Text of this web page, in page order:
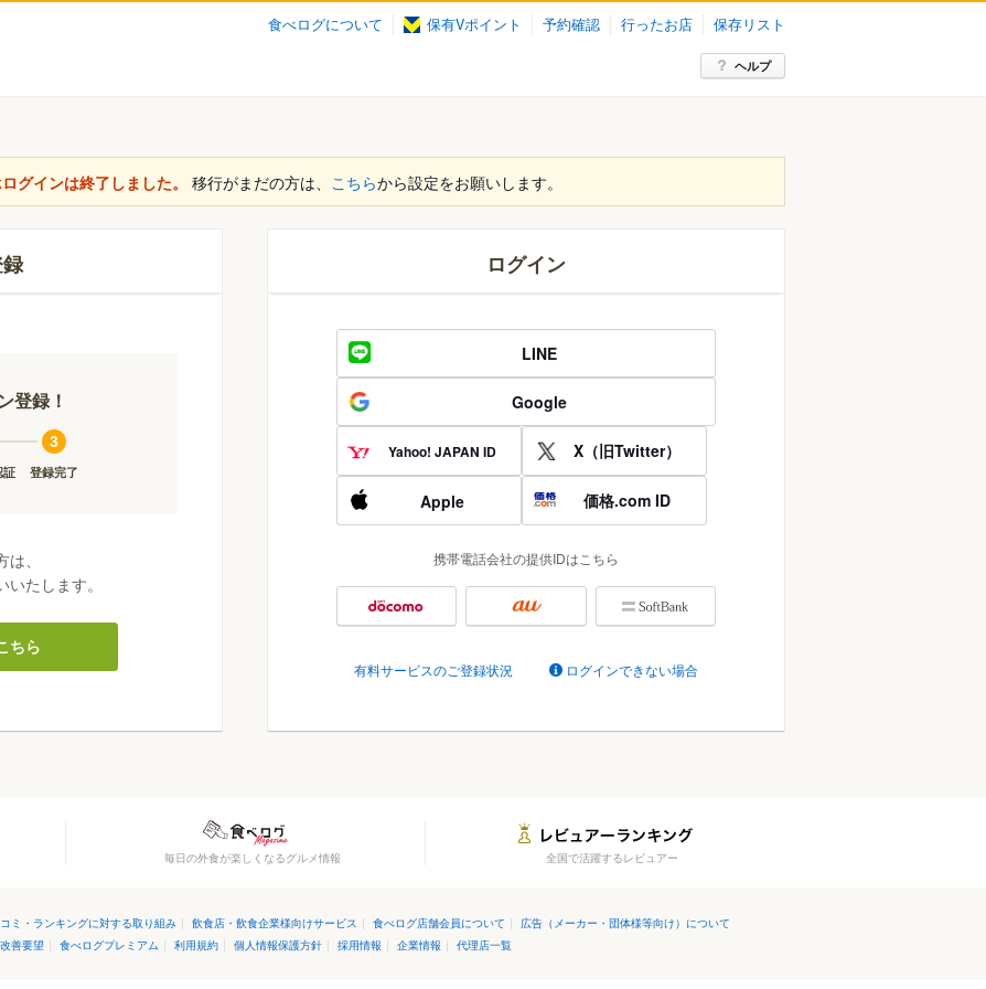
食べログについて 保有Vポイント 予約確認 行ったお店 保存リスト
ヘルプ
グインは終了しました。 移行がまだの方は、 こちらから設定をお願いします。
登録！
証
3
登録完了
、
たします。
ちら
ログイン
LINE
Google
Yahoo! JAPAN ID X（旧Twitter）
Apple 価格.com ID
携帯電話会社の提供IDはこちら
有料サービスのご登録状況 ログインできない場合
毎日の外食が楽しくなるグルメ情報 全国で活躍するレビュアー
ミ・ランキングに対する取り組み | 飲食店・飲食企業様向けサービス | 食べログ店舗会員について | 広告（メーカー・団体様等向け）について
善要望 | 食べログプレミアム | 利用規約 | 個人情報保護方針 | 採用情報 | 企業情報 | 代理店一覧